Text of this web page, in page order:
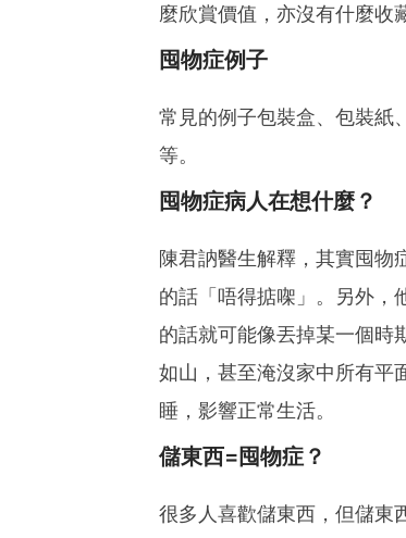
麼欣賞價值，亦沒有什麼收
囤物症例子
常見的例子包裝盒、包裝紙
等。
囤物症病人在想什麼？
陳君訥醫生解釋，其實囤物
的話「唔得掂㗎」。另外，
的話就可能像丟掉某一個時
如山，甚至淹沒家中所有平
睡，影響正常生活。
儲東西=囤物症？
很多人喜歡儲東西，但儲東